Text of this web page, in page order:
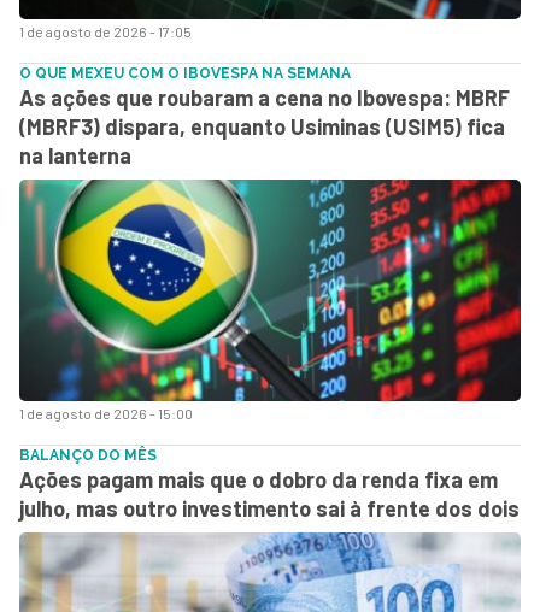
1 de agosto de 2026 - 17:05
1 de agosto de 2026 - 15:00
O QUE MEXEU COM O IBOVESPA NA SEMANA
As ações que roubaram a cena no Ibovespa: MBRF
(MBRF3) dispara, enquanto Usiminas (USIM5) fica
na lanterna
BALANÇO DO MÊS
Ações pagam mais que o dobro da renda fixa em
julho, mas outro investimento sai à frente dos dois